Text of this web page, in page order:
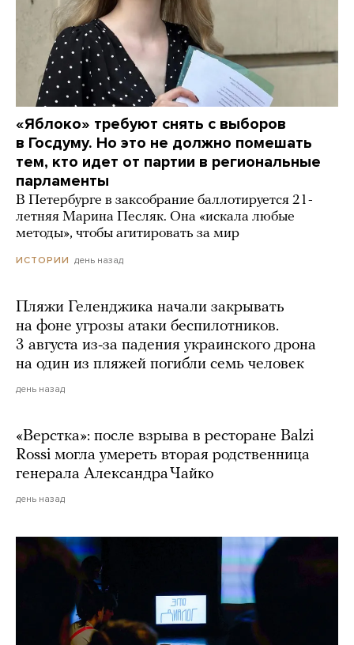
«Яблоко» требуют снять с выборов
в Госдуму. Но это не должно помешать
тем, кто идет от партии в региональные
парламенты
В Петербурге в заксобрание баллотируется 21-
летняя Марина Песляк. Она «искала любые
методы», чтобы агитировать за мир
ИСТОРИИ день назад
Пляжи Геленджика начали закрывать
на фоне угрозы атаки беспилотников.
3 августа из-за падения украинского дрона
на один из пляжей погибли семь человек
день назад
«Верстка»: после взрыва в ресторане Balzi
Rossi могла умереть вторая родственница
генерала Александра Чайко
день назад